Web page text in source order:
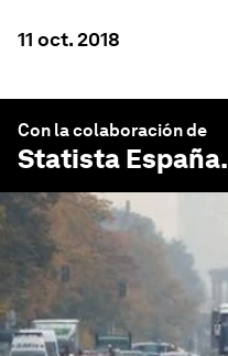
11 oct. 2018
Con la colaboración de
Statista España.